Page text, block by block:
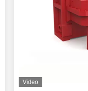
Video